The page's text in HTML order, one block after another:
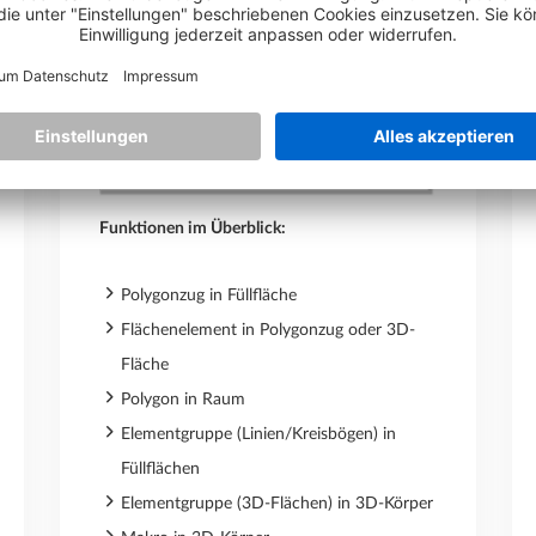
Funktionen im Überblick:
Polygonzug in Füllfläche
Flächenelement in Polygonzug oder 3D-
Fläche
Polygon in Raum
Elementgruppe (Linien/Kreisbögen) in
Füllflächen
Elementgruppe (3D-Flächen) in 3D-Körper